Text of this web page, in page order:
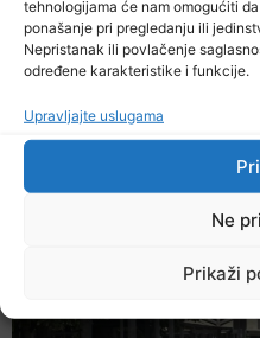
tehnologijama će nam omogućiti
ponašanje pri pregledanju ili
Nepristanak ili povlačenje
određene karakteristike i funkcije.
Upravljajte uslugama
Ne
Prikaži
Sunčano i vruće
temperatura do 39